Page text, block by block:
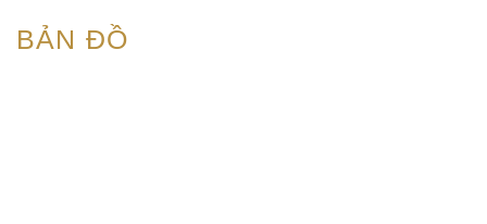
BẢN ĐỒ